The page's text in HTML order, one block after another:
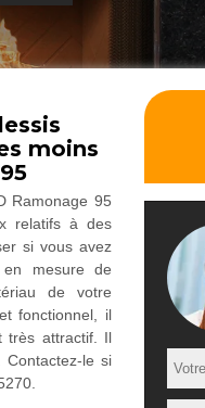
moins
Ramonage 95
relatifs à des
si vous avez
mesure de
de votre
fonctionnel, il
très attractif. Il
le si